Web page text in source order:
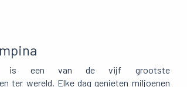
is een van de vijf grootste
ter wereld. Elke dag genieten miljoenen